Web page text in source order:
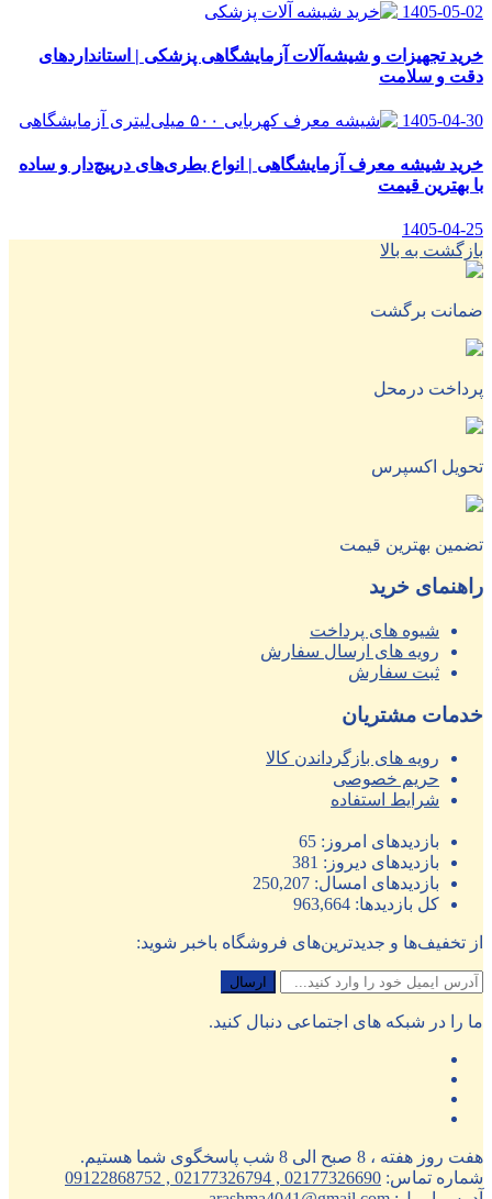
1405-05-02
خرید تجهیزات و شیشه‌آلات آزمایشگاهی پزشکی | استانداردهای
دقت و سلامت
1405-04-30
خرید شیشه معرف آزمایشگاهی | انواع بطری‌های در‌پیچ‌دار و ساده
با بهترین قیمت
1405-04-25
بازگشت به بالا
ضمانت برگشت
پرداخت درمحل
تحویل اکسپرس
تضمین بهترین قیمت
راهنمای خرید
شیوه های پرداخت
رویه های ارسال سفارش
ثبت سفارش
خدمات مشتریان
رویه های بازگرداندن کالا
حریم خصوصی
شرایط استفاده
بازدیدهای امروز: 65
بازدیدهای دیروز: 381
بازدیدهای امسال: 250,207
کل بازدیدها: 963,664
از تخفیف‌ها و جدیدترین‌های فروشگاه باخبر شوید:
ما را در شبکه های اجتماعی دنبال کنید.
هفت روز هفته ، 8 صبح الی 8 شب پاسخگوی شما هستیم.
شماره تماس: 02177326690 , 02177326794 , 09122868752